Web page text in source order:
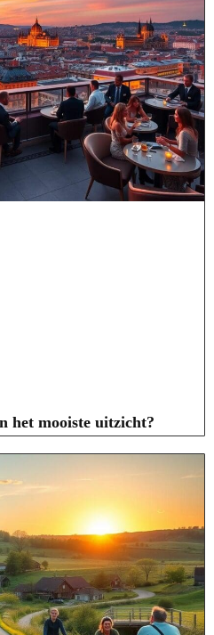
het mooiste uitzicht?